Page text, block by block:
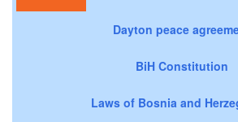
Dayton peace
BiH Constitution
Laws of Bosnia and